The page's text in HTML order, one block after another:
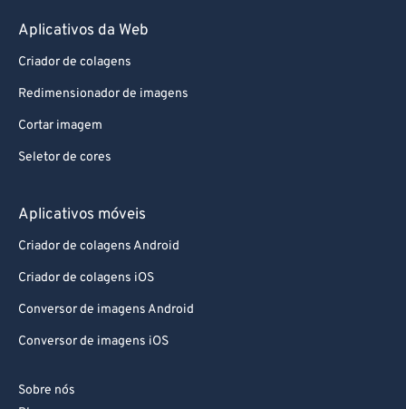
Aplicativos da Web
Criador de colagens
Redimensionador de imagens
Cortar imagem
Seletor de cores
Aplicativos móveis
Criador de colagens Android
Criador de colagens iOS
Conversor de imagens Android
Conversor de imagens iOS
Sobre nós